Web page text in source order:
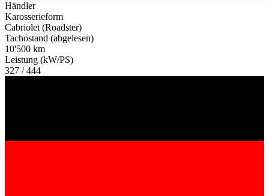
Händler
Karosserieform
Cabriolet (Roadster)
Tachostand (abgelesen)
10'500 km
Leistung (kW/PS)
327 / 444